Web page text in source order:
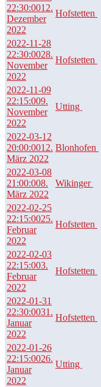
22:30:0012.
Dezember
2022
Hofstetten
2022-11-28
22:30:0028.
November
2022
Hofstetten
2022-11-09
22:15:009.
November
2022
Utting
2022-03-12
20:00:0012.
März 2022
Blonhofen
2022-03-08
21:00:008.
März 2022
Wikinger
2022-02-25
22:15:0025.
Februar
2022
Hofstetten
2022-02-03
22:15:003.
Februar
2022
Hofstetten
2022-01-31
22:30:0031.
Januar
2022
Hofstetten
2022-01-26
22:15:0026.
Januar
2022
Utting